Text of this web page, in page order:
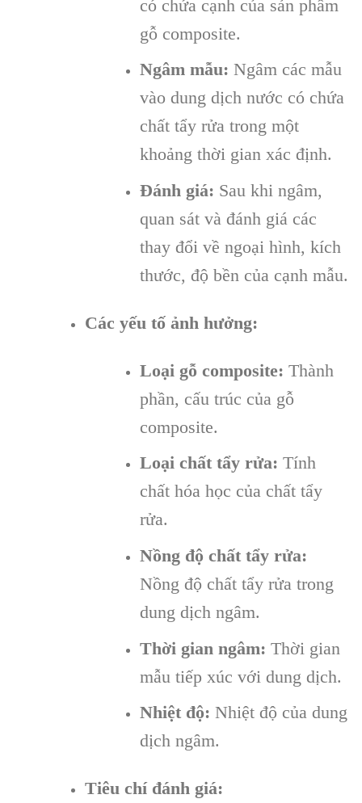
có chứa cạnh của sản phẩm
gỗ composite.
Ngâm mẫu: Ngâm các mẫu
vào dung dịch nước có chứa
chất tẩy rửa trong một
khoảng thời gian xác định.
Đánh giá: Sau khi ngâm,
quan sát và đánh giá các
thay đổi về ngoại hình, kích
thước, độ bền của cạnh mẫu.
Các yếu tố ảnh hưởng:
Loại gỗ composite: Thành
phần, cấu trúc của gỗ
composite.
Loại chất tẩy rửa: Tính
chất hóa học của chất tẩy
rửa.
Nồng độ chất tẩy rửa:
Nồng độ chất tẩy rửa trong
dung dịch ngâm.
Thời gian ngâm: Thời gian
mẫu tiếp xúc với dung dịch.
Nhiệt độ: Nhiệt độ của dung
dịch ngâm.
Tiêu chí đánh giá: